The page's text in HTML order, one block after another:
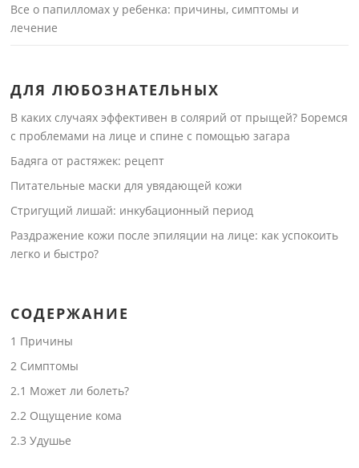
Все о папилломах у ребенка: причины, симптомы и
лечение
ДЛЯ ЛЮБОЗНАТЕЛЬНЫХ
В каких случаях эффективен в солярий от прыщей? Боремся
с проблемами на лице и спине с помощью загара
Бадяга от растяжек: рецепт
Питательные маски для увядающей кожи
Стригущий лишай: инкубационный период
Раздражение кожи после эпиляции на лице: как успокоить
легко и быстро?
СОДЕРЖАНИЕ
1 Причины
2 Симптомы
2.1 Может ли болеть?
2.2 Ощущение кома
2.3 Удушье